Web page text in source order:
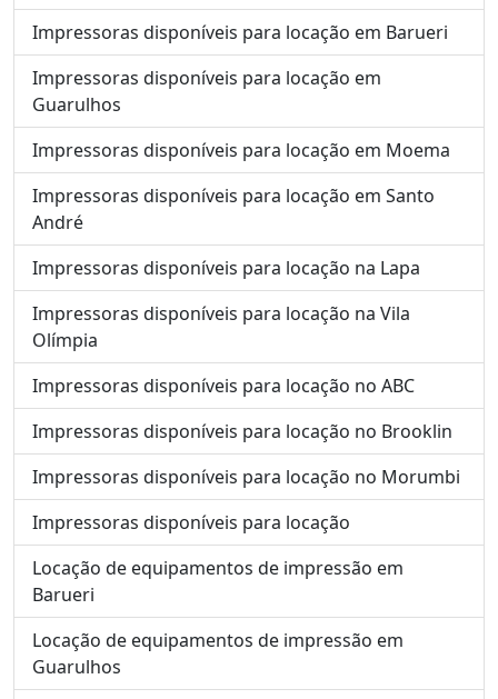
Impressoras disponíveis para locação em Barueri
Impressoras disponíveis para locação em
Guarulhos
Impressoras disponíveis para locação em Moema
Impressoras disponíveis para locação em Santo
André
Impressoras disponíveis para locação na Lapa
Impressoras disponíveis para locação na Vila
Olímpia
Impressoras disponíveis para locação no ABC
Impressoras disponíveis para locação no Brooklin
Impressoras disponíveis para locação no Morumbi
Impressoras disponíveis para locação
Locação de equipamentos de impressão em
Barueri
Locação de equipamentos de impressão em
Guarulhos